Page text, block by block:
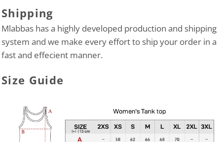
Shipping
Mlabbas has a highly developed production and shipping
system and we make every effort to ship your order in a
fast and effecient manner.
Size Guide